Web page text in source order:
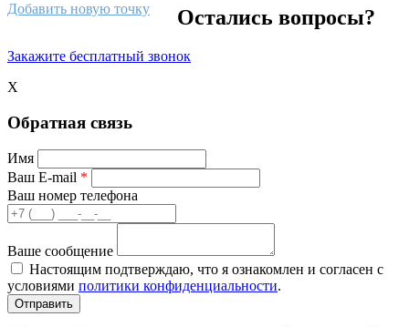
Добавить новую точку
Остались вопросы?
Закажите бесплатный звонок
X
Обратная связь
Имя
Ваш E-mail *
Ваш номер телефона
Ваше сообщение
Настоящим подтверждаю, что я ознакомлен и согласен с
условиями политики конфиденциальности.